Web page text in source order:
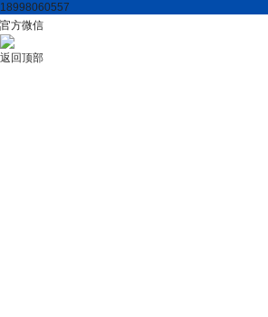
18998060557
官方微信
返回顶部